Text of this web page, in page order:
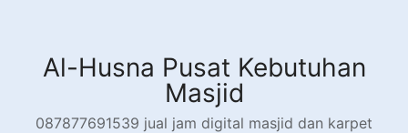
contentAl-Husna Pusat Kebutuhan
Masjid
087877691539 jual jam digital masjid dan karpet